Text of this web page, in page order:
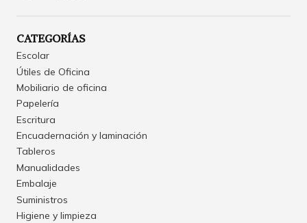
CATEGORÍAS
Escolar
Útiles de Oficina
Mobiliario de oficina
Papelería
Escritura
Encuadernación y laminación
Tableros
Manualidades
Embalaje
Suministros
Higiene y limpieza